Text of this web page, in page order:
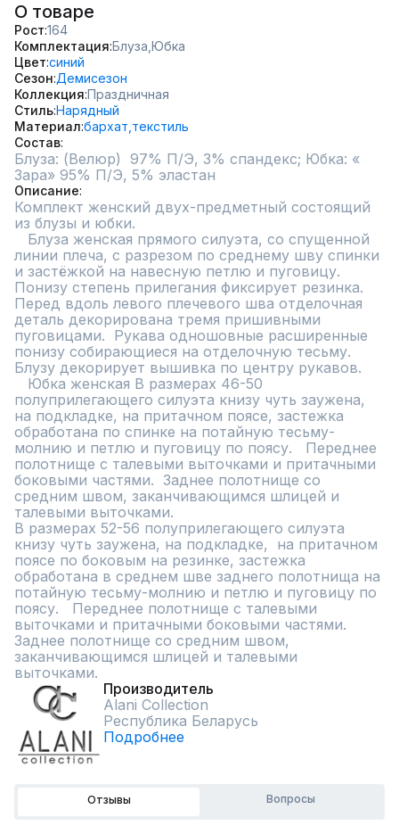
О товаре
Рост 164
Комплектация Блуза, Юбка
Цвет синий
Сезон Демисезон
Коллекция Праздничная
СтильНарядный
Материал бархат, текстиль
Состав
Блуза: (Велюр)  97% П/Э, 3% спандекс; Юбка: «
Зара» 95% П/Э, 5% эластан
Описание
Комплект женский двух-предметный состоящий
из блузы и юбки.
линии плеча, с разрезом по среднему шву спинки
и застёжкой на навесную петлю и пуговицу.
Понизу степень прилегания фиксирует резинка.
Перед вдоль левого плечевого шва отделочная
деталь декорирована тремя пришивными
пуговицами.  Рукава одношовные расширенные
понизу собирающиеся на отделочную тесьму.
Блузу декорирует вышивка по центру рукавов.
полуприлегающего силуэта книзу чуть заужена,
на подкладке, на притачном поясе, застежка
обработана по спинке на потайную тесьму-
молнию и петлю и пуговицу по поясу.   Переднее
полотнище с талевыми выточками и притачными
боковыми частями.  Заднее полотнище со
средним швом, заканчивающимся шлицей и
талевыми выточками.
В размерах 52-56 полуприлегающего силуэта
книзу чуть заужена, на подкладке,  на притачном
поясе по боковым на резинке, застежка
обработана в среднем шве заднего полотнища на
потайную тесьму-молнию и петлю и пуговицу по
поясу.   Переднее полотнище с талевыми
выточками и притачными боковыми частями.
Заднее полотнище со средним швом,
заканчивающимся шлицей и талевыми
выточками.
Производитель
Alani Collection
Республика Беларусь
Подробнее
Отзывы Вопросы